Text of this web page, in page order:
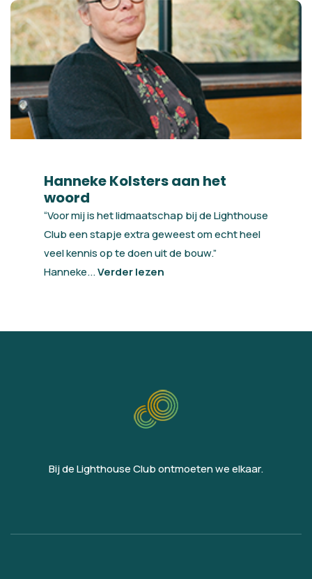
Hanneke Kolsters aan het
woord
“Voor mij is het lidmaatschap bij de Lighthouse
Club een stapje extra geweest om echt heel
veel kennis op te doen uit de bouw.”
Hanneke...Verder lezen
Bij de Lighthouse Club ontmoeten we elkaar.